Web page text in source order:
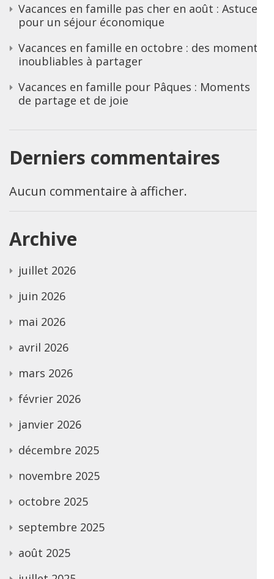
Vacances en famille pas cher en août : Astuces
pour un séjour économique
Vacances en famille en octobre : des moments
inoubliables à partager
Vacances en famille pour Pâques : Moments
de partage et de joie
Derniers commentaires
Aucun commentaire à afficher.
Archive
juillet 2026
juin 2026
mai 2026
avril 2026
mars 2026
février 2026
janvier 2026
décembre 2025
novembre 2025
octobre 2025
septembre 2025
août 2025